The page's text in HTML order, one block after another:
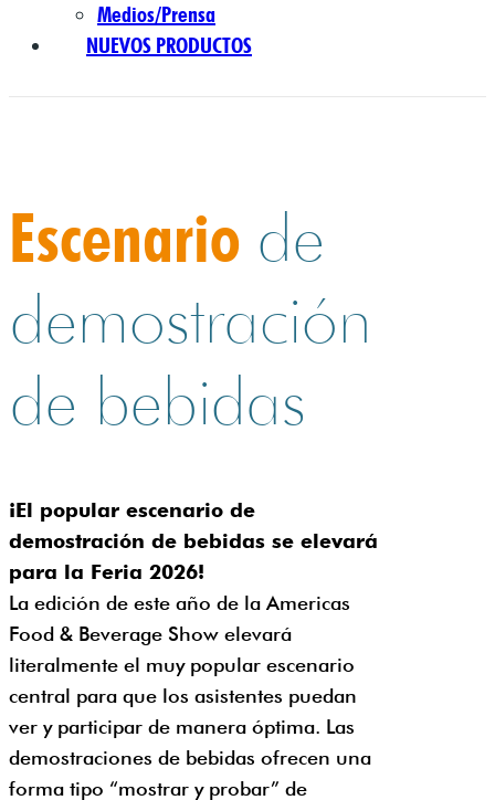
Medios/Prensa
NUEVOS PRODUCTOS
Escenario de
demostración
de bebidas
¡El popular escenario de
demostración de bebidas se elevará
para la Feria 2026!
La edición de este año de la Americas
Food & Beverage Show elevará
literalmente el muy popular escenario
central para que los asistentes puedan
ver y participar de manera óptima. Las
demostraciones de bebidas ofrecen una
forma tipo “mostrar y probar” de